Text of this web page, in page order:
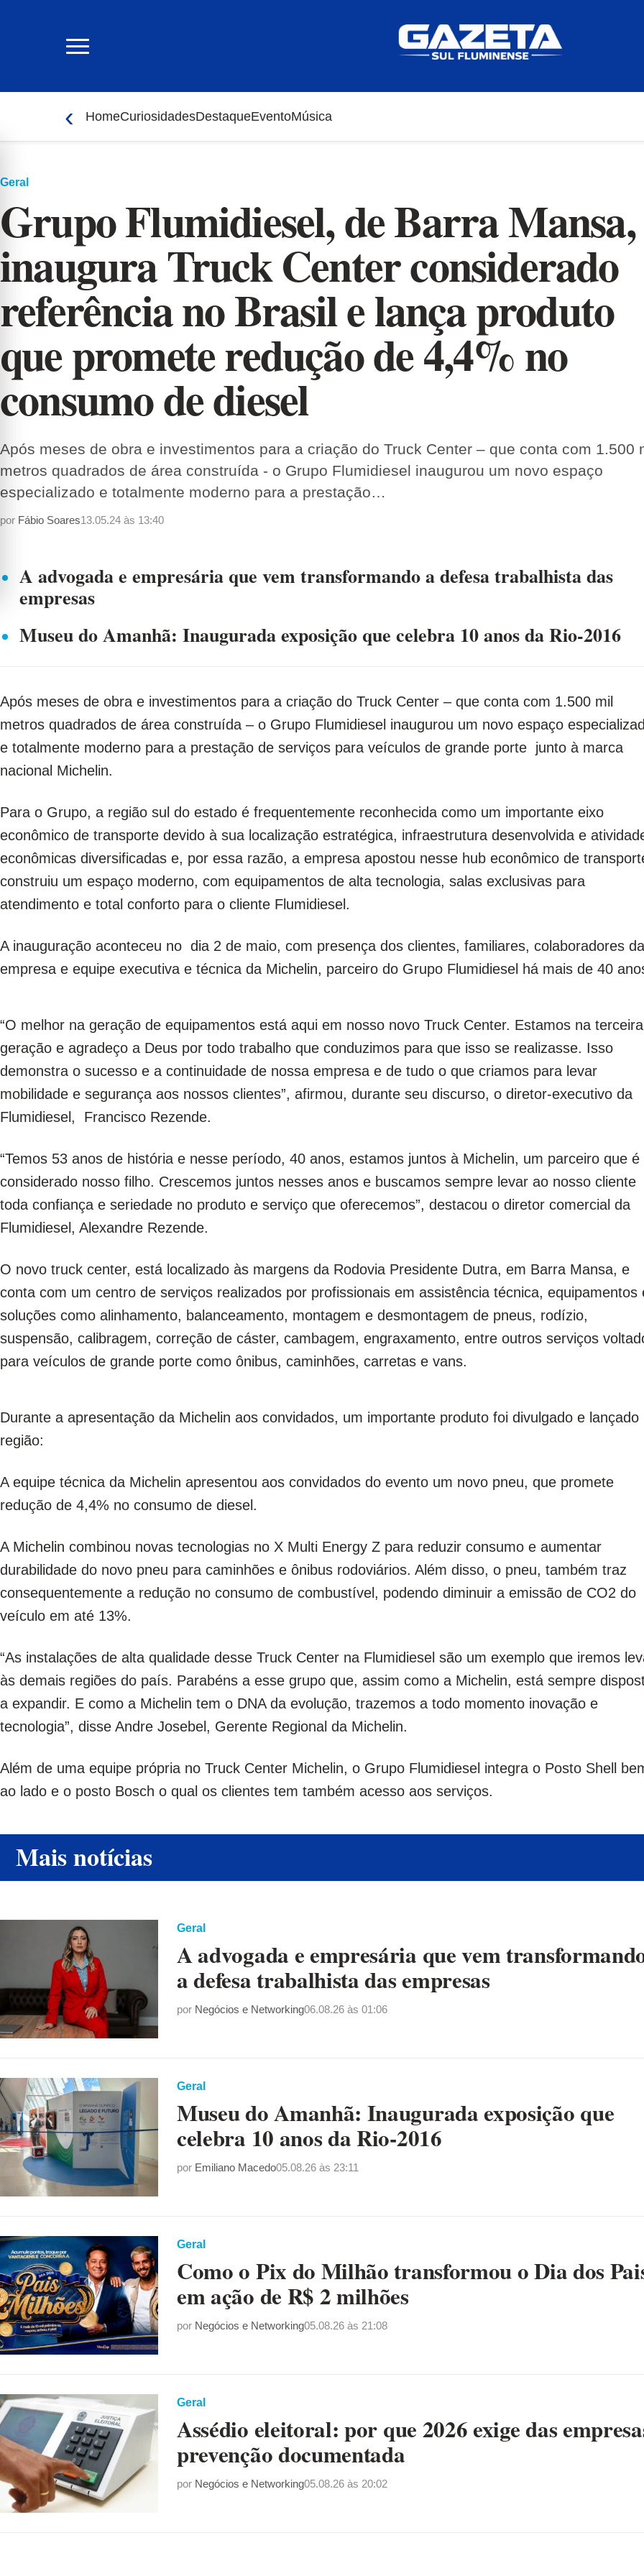
‹ HomeCuriosidadesDestaqueEventoMúsica
Geral
Grupo Flumidiesel, de Barra Mansa,
inaugura Truck Center considerado
referência no Brasil e lança produto
que promete redução de 4,4% no
consumo de diesel
Após meses de obra e investimentos para a criação do Truck Center – que conta com 1.500
metros quadrados de área construída - o Grupo Flumidiesel inaugurou um novo espaço
especializado e totalmente moderno para a prestação…
por Fábio Soares13.05.24 às 13:40
A advogada e empresária que vem transformando a defesa trabalhista das
empresas
Museu do Amanhã: Inaugurada exposição que celebra 10 anos da Rio-2016
Após meses de obra e investimentos para a criação do Truck Center – que conta com 1.500 mil
metros quadrados de área construída – o Grupo Flumidiesel inaugurou um novo espaço
e totalmente moderno para a prestação de serviços para veículos de grande porte junto à marca
nacional Michelin.
Para o Grupo, a região sul do estado é frequentemente reconhecida como um importante eixo
econômico de transporte devido à sua localização estratégica, infraestrutura desenvolvida e
econômicas diversificadas e, por essa razão, a empresa apostou nesse hub econômico de
construiu um espaço moderno, com equipamentos de alta tecnologia, salas exclusivas para
atendimento e total conforto para o cliente Flumidiesel.
A inauguração aconteceu no dia 2 de maio, com presença dos clientes, familiares, colaboradores da
empresa e equipe executiva e técnica da Michelin, parceiro do Grupo Flumidiesel há mais de 40
“O melhor na geração de equipamentos está aqui em nosso novo Truck Center. Estamos na terceira
geração e agradeço a Deus por todo trabalho que conduzimos para que isso se realizasse. Isso
demonstra o sucesso e a continuidade de nossa empresa e de tudo o que criamos para levar
mobilidade e segurança aos nossos clientes”, afirmou, durante seu discurso, o diretor-executivo da
Flumidiesel, Francisco Rezende.
“Temos 53 anos de história e nesse período, 40 anos, estamos juntos à Michelin, um parceiro que é
considerado nosso filho. Crescemos juntos nesses anos e buscamos sempre levar ao nosso cliente
toda confiança e seriedade no produto e serviço que oferecemos”, destacou o diretor comercial da
Flumidiesel, Alexandre Rezende.
O novo truck center, está localizado às margens da Rodovia Presidente Dutra, em Barra Mansa, e
conta com um centro de serviços realizados por profissionais em assistência técnica, equipamentos
soluções como alinhamento, balanceamento, montagem e desmontagem de pneus, rodízio,
suspensão, calibragem, correção de cáster, cambagem, engraxamento, entre outros serviços
para veículos de grande porte como ônibus, caminhões, carretas e vans.
Durante a apresentação da Michelin aos convidados, um importante produto foi divulgado e lançado
região:
A equipe técnica da Michelin apresentou aos convidados do evento um novo pneu, que promete
redução de 4,4% no consumo de diesel.
A Michelin combinou novas tecnologias no X Multi Energy Z para reduzir consumo e aumentar
durabilidade do novo pneu para caminhões e ônibus rodoviários. Além disso, o pneu, também traz
consequentemente a redução no consumo de combustível, podendo diminuir a emissão de CO2 do
veículo em até 13%.
“As instalações de alta qualidade desse Truck Center na Flumidiesel são um exemplo que iremos
às demais regiões do país. Parabéns a esse grupo que, assim como a Michelin, está sempre
a expandir. E como a Michelin tem o DNA da evolução, trazemos a todo momento inovação e
tecnologia”, disse Andre Josebel, Gerente Regional da Michelin.
Além de uma equipe própria no Truck Center Michelin, o Grupo Flumidiesel integra o Posto Shell
ao lado e o posto Bosch o qual os clientes tem também acesso aos serviços.
Mais notícias
Geral
A advogada e empresária que vem
a defesa trabalhista das empresas
por Negócios e Networking06.08.26 às 01:06
Geral
Museu do Amanhã: Inaugurada exposição que
celebra 10 anos da Rio-2016
por Emiliano Macedo05.08.26 às 23:11
Geral
Como o Pix do Milhão transformou o Dia dos
em ação de R$ 2 milhões
por Negócios e Networking05.08.26 às 21:08
Geral
Assédio eleitoral: por que 2026 exige das
prevenção documentada
por Negócios e Networking05.08.26 às 20:02